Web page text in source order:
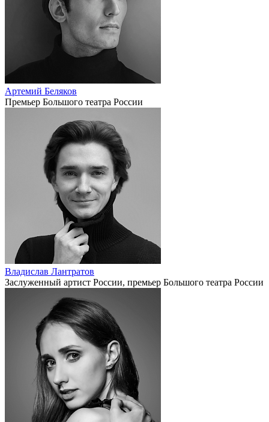
Артемий Беляков
Премьер Большого театра России
Владислав Лантратов
Заслуженный артист России, премьер Большого театра России